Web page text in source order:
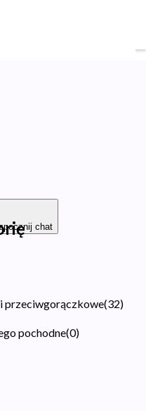
chat
przeciwgorączkowe(32)
pochodne(0)